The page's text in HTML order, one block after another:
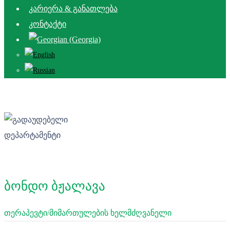
კარიერა & განათლება
კონტაქტი
ბონდო ბჟალავა
თერაპევტი/მიმართულების ხელმძღვანელი